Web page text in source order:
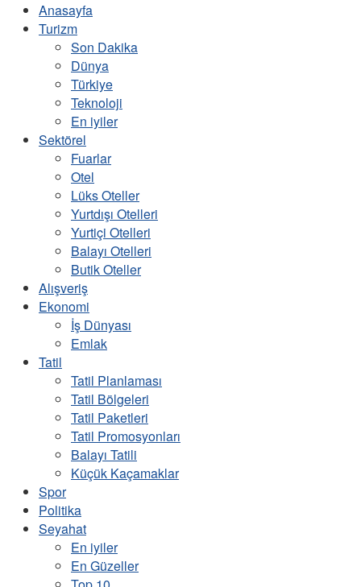
Anasayfa
Turizm
Son Dakika
Dünya
Türkiye
Teknoloji
En iyiler
Sektörel
Fuarlar
Otel
Lüks Oteller
Yurtdışı Otelleri
Yurtiçi Otelleri
Balayı Otelleri
Butik Oteller
Alışveriş
Ekonomi
İş Dünyası
Emlak
Tatil
Tatil Planlaması
Tatil Bölgeleri
Tatil Paketleri
Tatil Promosyonları
Balayı Tatili
Küçük Kaçamaklar
Spor
Politika
Seyahat
En iyiler
En Güzeller